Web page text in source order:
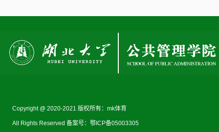
Copyright @ 2020-2021 版权所有：mk体育
All Rights Reserved 备案号：鄂ICP备05003305